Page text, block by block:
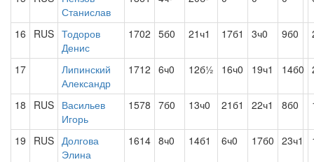
Станислав
16 RUS Тодоров
Денис
1702 5б0 21ч1 17б1 3ч0 9б0
17
Липинский
Александр
1712 6ч0 12б½ 16ч0 19ч1 14б0
18 RUS Васильев
Игорь
1578 7б0 13ч0 21б1 22ч1 8б0
19 RUS Долгова
Элина
1614 8ч0 14б1 6ч0 17б0 23ч1